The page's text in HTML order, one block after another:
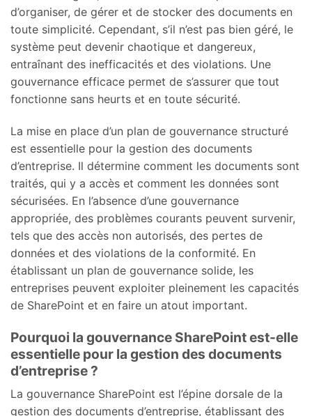
d’organiser, de gérer et de stocker des documents en
toute simplicité. Cependant, s’il n’est pas bien géré, le
système peut devenir chaotique et dangereux,
entraînant des inefficacités et des violations. Une
gouvernance efficace permet de s’assurer que tout
fonctionne sans heurts et en toute sécurité.
La mise en place d’un plan de gouvernance structuré
est essentielle pour la gestion des documents
d’entreprise. Il détermine comment les documents sont
traités, qui y a accès et comment les données sont
sécurisées. En l’absence d’une gouvernance
appropriée, des problèmes courants peuvent survenir,
tels que des accès non autorisés, des pertes de
données et des violations de la conformité. En
établissant un plan de gouvernance solide, les
entreprises peuvent exploiter pleinement les capacités
de SharePoint et en faire un atout important.
Pourquoi la gouvernance SharePoint est-elle
essentielle pour la gestion des documents
d’entreprise ?
La gouvernance SharePoint est l’épine dorsale de la
gestion des documents d’entreprise, établissant des